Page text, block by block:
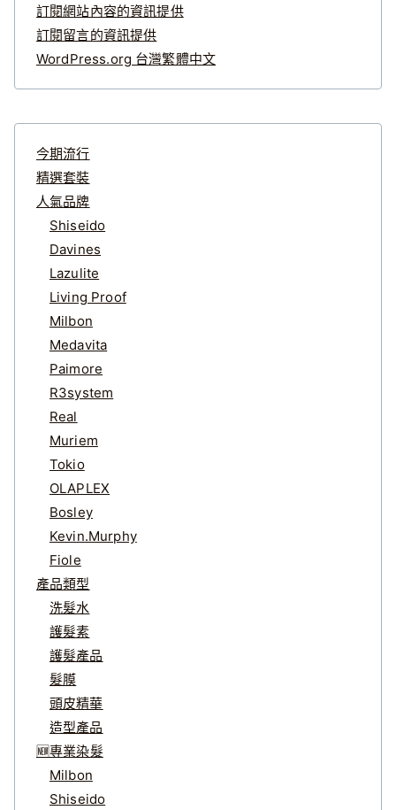
訂閱網站內容的資訊提供
訂閱留言的資訊提供
WordPress.org 台灣繁體中文
今期流行
精選套裝
人氣品牌
Shiseido
Davines
Lazulite
Living Proof
Milbon
Medavita
Paimore
R3system
Real
Muriem
Tokio
OLAPLEX
Bosley
Kevin.Murphy
Fiole
產品類型
洗髮水
護髮素
護髮產品
髮膜
頭皮精華
造型產品
🆕專業染髮
Milbon
Shiseido